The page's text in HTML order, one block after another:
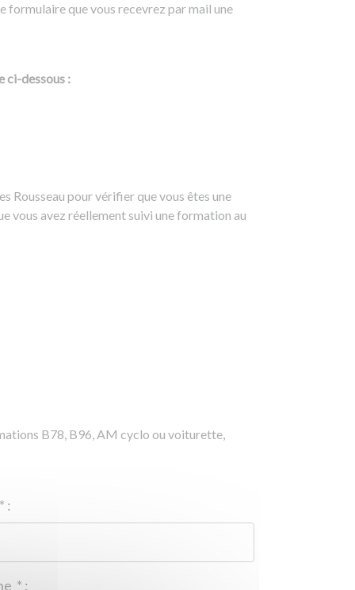
formulaire que vous recevrez par mail une
ci-dessous :
Rousseau pour vérifier que vous êtes une
vous avez réellement suivi une formation au
B78, B96, AM cyclo ou voiturette,
* :
* :